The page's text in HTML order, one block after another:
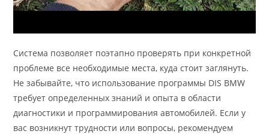
Система позволяет поэтапно проверять при конкретной
проблеме все необходимые места, куда стоит заглянуть.
Не забывайте, что использование программы DIS BMW
требует определенных знаний и опыта в области
диагностики и программирования автомобилей. Если у
вас возникнут трудности или вопросы, рекомендуем